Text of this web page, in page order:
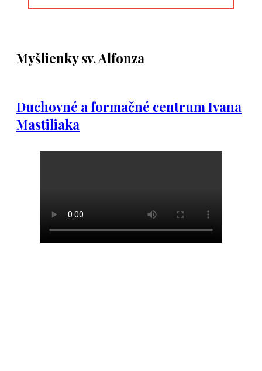
Myšlienky sv. Alfonza
Duchovné a formačné centrum Ivana
Mastiliaka